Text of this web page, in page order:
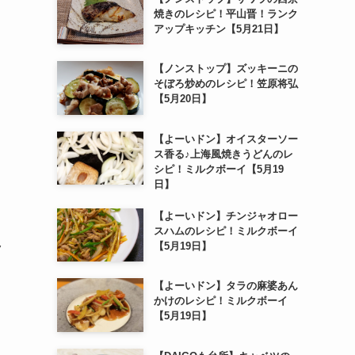
焼きのレシピ！平山晋！ランク
アップキッチン【5月21日】
【ノンストップ】ズッキーニの
そぼろ炒めのレシピ！笠原将弘
【5月20日】
【よーいドン】オイスターソー
ス香る♪上海風焼きうどんのレ
シピ！ミルクボーイ【5月19
日】
【よーいドン】チンジャオロー
スハムのレシピ！ミルクボーイ
【5月19日】
【よーいドン】タラの麻婆あん
かけのレシピ！ミルクボーイ
【5月19日】